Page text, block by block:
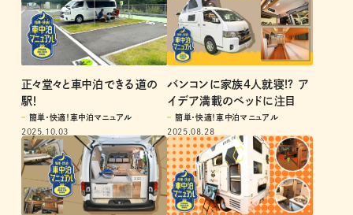
正々堂々と車中泊できる道の
駅！
簡単・快適！車中泊マニュアル
2025.10.03
バンコンに家族4人就寝!? ア
イデア満載のベッドに注目
簡単・快適！車中泊マニュアル
2025.08.28